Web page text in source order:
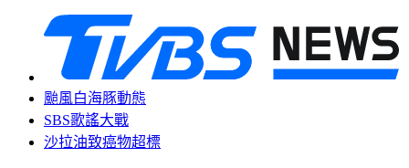
颱風白海豚動態
SBS歌謠大戰
沙拉油致癌物超標